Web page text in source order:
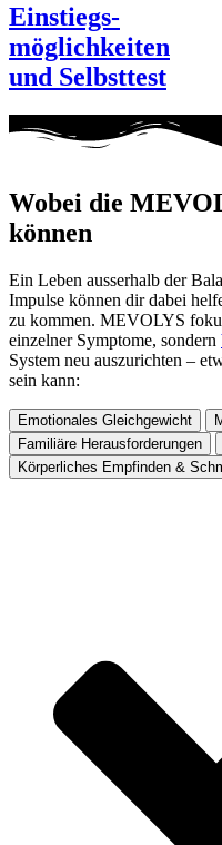
Einstiegs-
möglichkeiten
und Selbsttest
Wobei die
können ​
Ein Leben ausserhalb der
Impulse können dir dabei
zu kommen. MEVOLYS
einzelner Symptome, sondern
System neu auszurichten –
sein kann:
Emotionales Gleichgewicht
Familiäre Herausforderungen
Körperliches Empfinden &